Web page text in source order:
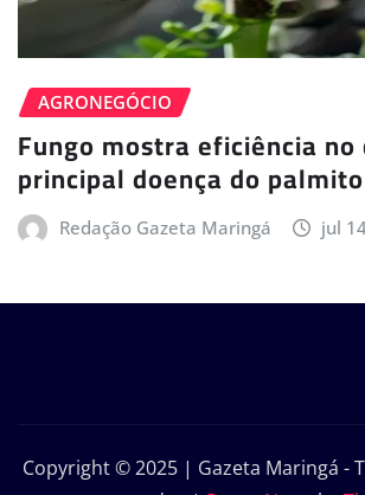
AGRONEGÓCIO
Fungo mostra eficiência
principal doença do
Redação Gazeta Maringá jul
Copyright © 2025 | Gazeta Maringá -